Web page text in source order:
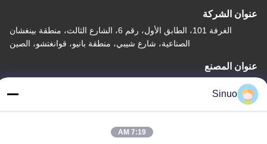
عنوان الشركة
الغرفة 101، الطابق الأول، رقم 6، الشارع الثالث، منطقة بينغشان
الصناعية، شارع شيبي، منطقة بانيو، قوانغتشو، الصين
عنوان المصنع
الصناعية، شارع شيبي، منطقة بانيو، قوانغتشو، الصين
Sinuo
7:19 AM